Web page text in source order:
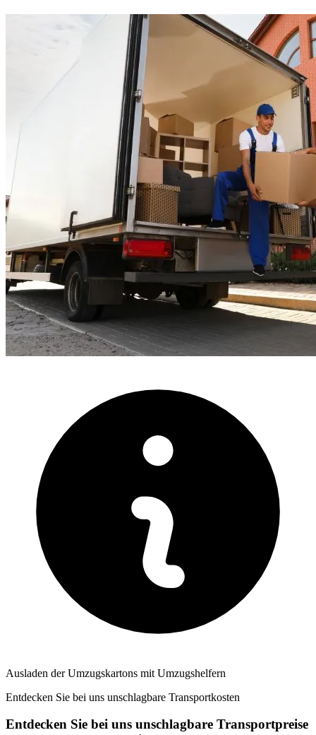
Ausladen der Umzugskartons mit Umzugshelfern
Entdecken Sie bei uns unschlagbare Transportkosten
Entdecken Sie bei uns unschlagbare Transportpreise